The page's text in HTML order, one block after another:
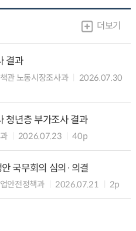
더보기
결과
관 노동시장조사과
2026.07.30
청년층 부가조사 결과
2026.07.23 40p
안 국무회의 심의·의결
안전정책과 2026.07.21 2p